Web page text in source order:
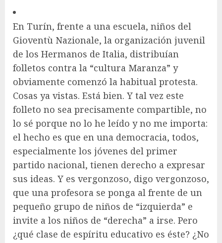
En Turín, frente a una escuela, niños del
Gioventù Nazionale, la organización juvenil
de los Hermanos de Italia, distribuían
folletos contra la “cultura Maranza” y
obviamente comenzó la habitual protesta.
Cosas ya vistas. Está bien. Y tal vez este
folleto no sea precisamente compartible, no
lo sé porque no lo he leído y no me importa:
el hecho es que en una democracia, todos,
especialmente los jóvenes del primer
partido nacional, tienen derecho a expresar
sus ideas. Y es vergonzoso, digo vergonzoso,
que una profesora se ponga al frente de un
pequeño grupo de niños de “izquierda” e
invite a los niños de “derecha” a irse. Pero
¿qué clase de espíritu educativo es éste? ¿No